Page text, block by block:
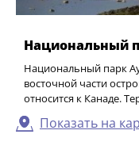
Национальный
Национальный парк
восточной части
относится к Канаде.
Показать на